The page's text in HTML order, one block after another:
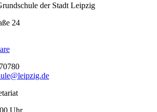
der Stadt Leipzig
24